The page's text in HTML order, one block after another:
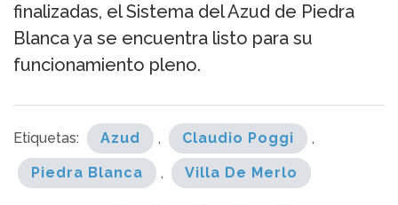
finalizadas, el Sistema del Azud de Piedra
Blanca ya se encuentra listo para su
funcionamiento pleno.
Etiquetas: Azud , Claudio Poggi ,
Piedra Blanca , Villa De Merlo